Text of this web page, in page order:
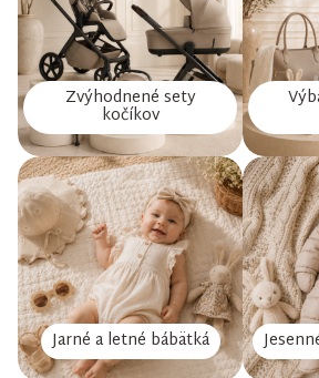
Zvýhodnené sety
kočíkov
Jarné a letné bábätká